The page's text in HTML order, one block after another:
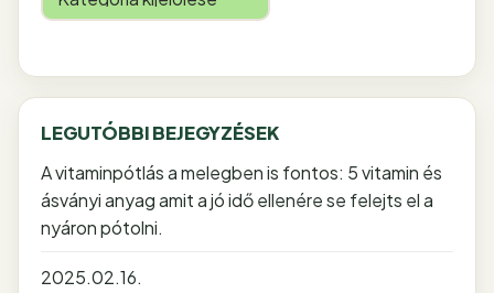
LEGUTÓBBI BEJEGYZÉSEK
A vitaminpótlás a melegben is fontos: 5 vitamin és
ásványi anyag amit a jó idő ellenére se felejts el a
nyáron pótolni.
2025.02.16.